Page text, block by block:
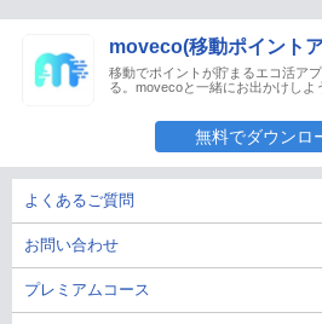
moveco(移動ポイント
移動でポイントが貯まるエコ活ア
る。movecoと一緒にお出かけしよ
無料でダウンロ
よくあるご質問
お問い合わせ
プレミアムコース